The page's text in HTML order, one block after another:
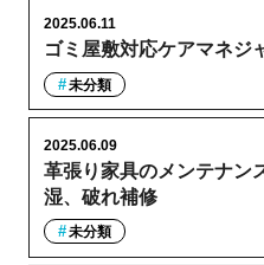
ゴミ屋敷対応ケアマネジ
2025.06.11
未分類
革張り家具のメンテナン
湿、破れ補修
2025.06.09
未分類